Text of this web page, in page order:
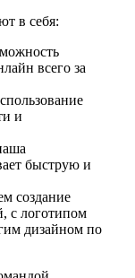
в себя:
всего за
и
быструю и
создание
с логотипом
дизайном по